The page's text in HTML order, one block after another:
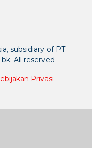
subsidiary of PT
All reserved
Privasi